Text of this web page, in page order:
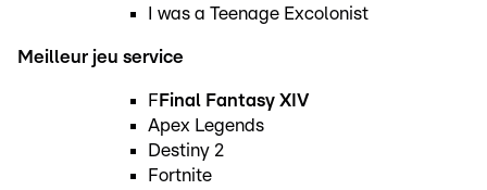
I was a Teenage Excolonist
Meilleur jeu service
F Final Fantasy XIV
Apex Legends
Destiny 2
Fortnite